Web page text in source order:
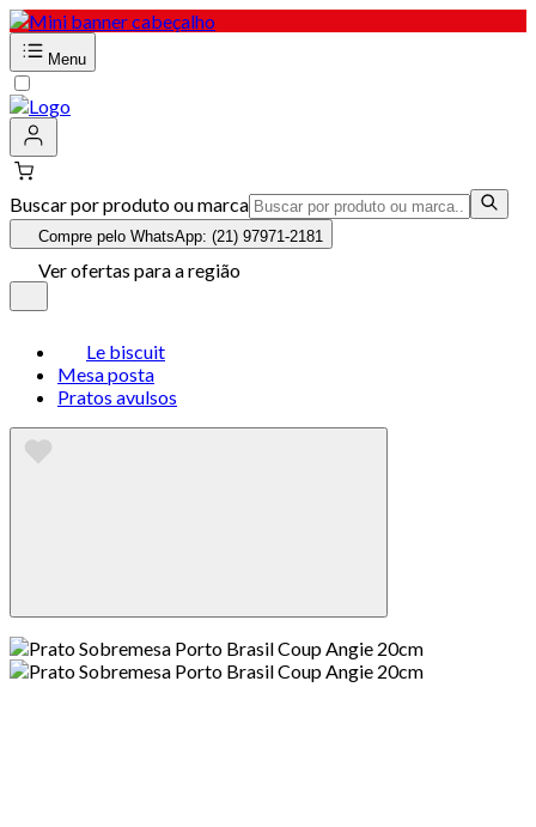
Menu
Buscar por produto ou marca
Compre pelo WhatsApp: (21) 97971-2181
Ver ofertas para a região
Le biscuit
Mesa posta
Pratos avulsos